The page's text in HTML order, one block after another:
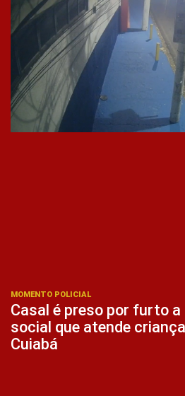
MOMENTO POLICIAL
Casal é preso por furto a
social que atende
Cuiabá